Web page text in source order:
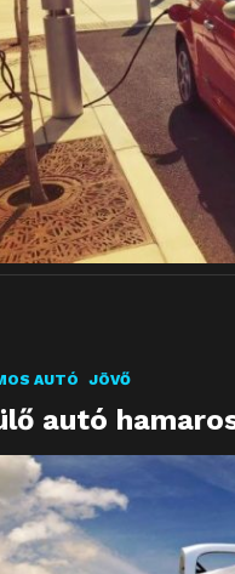
AUTÓ JÖVŐ
autó